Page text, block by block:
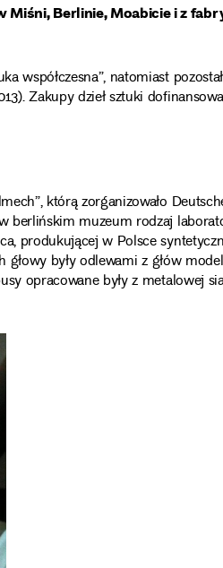
Berlinie, Moabicie i z
współczesna”, natomiast
Zakupy dzieł sztuki
którą zorganizowało
berlińskim muzeum rodzaj
produkującej w Polsce
były odlewami z głów
opracowane były z metalowej